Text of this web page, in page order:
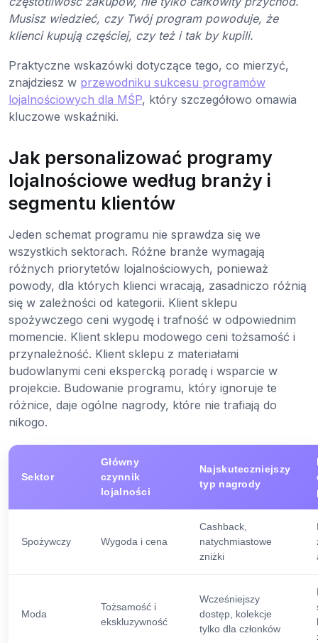
Musisz wiedzieć, czy Twój program powoduje, że
klienci kupują częściej, czy też i tak by kupili.
Praktyczne wskazówki dotyczące tego, co mierzyć,
znajdziesz w przewodniku sukcesu programów
lojalnościowych dla MŚP, który szczegółowo omawia
kluczowe wskaźniki.
Jak personalizować programy
lojalnościowe według branży i
segmentu klientów
Jeden schemat programu nie sprawdza się we
wszystkich sektorach. Różne branże wymagają
różnych priorytetów lojalnościowych, ponieważ
powody, dla których klienci wracają, zasadniczo różnią
się w zależności od kategorii. Klient sklepu
spożywczego ceni wygodę i trafność w odpowiednim
momencie. Klient sklepu modowego ceni tożsamość i
przynależność. Klient sklepu z materiałami
budowlanymi ceni ekspercką poradę i wsparcie w
projekcie. Budowanie programu, który ignoruje te
różnice, daje ogólne nagrody, które nie trafiają do
nikogo.
Sektor
Główny
czynnik
lojalności
Najskuteczniejszy
typ nagrody
Spożywczy Wygoda i cena
Cashback,
natychmiastowe
zniżki
Moda
Tożsamość i
ekskluzywność
Wcześniejszy
dostęp, kolekcje
tylko dla członków